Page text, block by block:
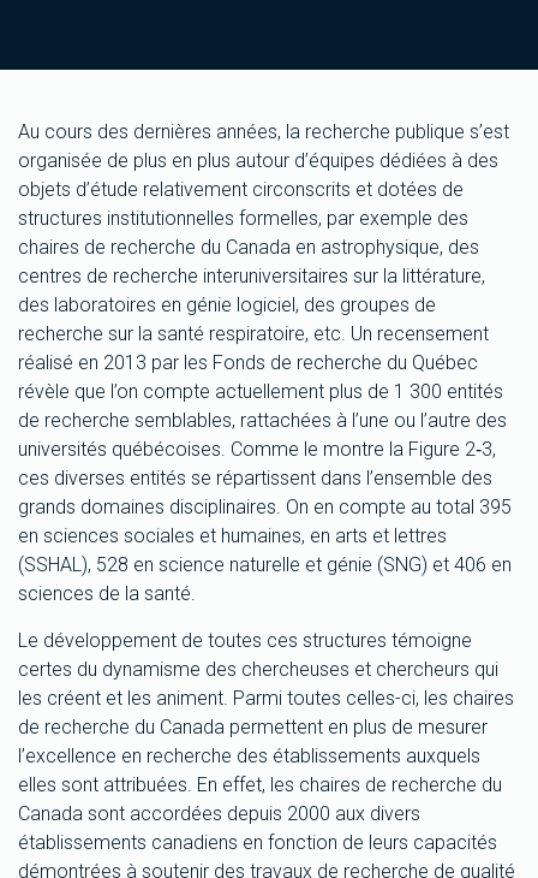
Au cours des dernières années, la recherche publique s’est
organisée de plus en plus autour d’équipes dédiées à des
objets d’étude relativement circonscrits et dotées de
structures institutionnelles formelles, par exemple des
chaires de recherche du Canada en astrophysique, des
centres de recherche interuniversitaires sur la littérature,
des laboratoires en génie logiciel, des groupes de
recherche sur la santé respiratoire, etc. Un recensement
réalisé en 2013 par les Fonds de recherche du Québec
révèle que l’on compte actuellement plus de 1 300 entités
de recherche semblables, rattachées à l’une ou l’autre des
universités québécoises. Comme le montre la Figure 2‑3,
ces diverses entités se répartissent dans l’ensemble des
grands domaines disciplinaires. On en compte au total 395
en sciences sociales et humaines, en arts et lettres
(SSHAL), 528 en science naturelle et génie (SNG) et 406 en
sciences de la santé.
Le développement de toutes ces structures témoigne
certes du dynamisme des chercheuses et chercheurs qui
les créent et les animent. Parmi toutes celles-ci, les chaires
de recherche du Canada permettent en plus de mesurer
l’excellence en recherche des établissements auxquels
elles sont attribuées. En effet, les chaires de recherche du
Canada sont accordées depuis 2000 aux divers
établissements canadiens en fonction de leurs capacités
démontrées à soutenir des travaux de recherche de qualité